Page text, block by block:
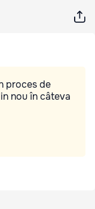
proces de
nou în câteva